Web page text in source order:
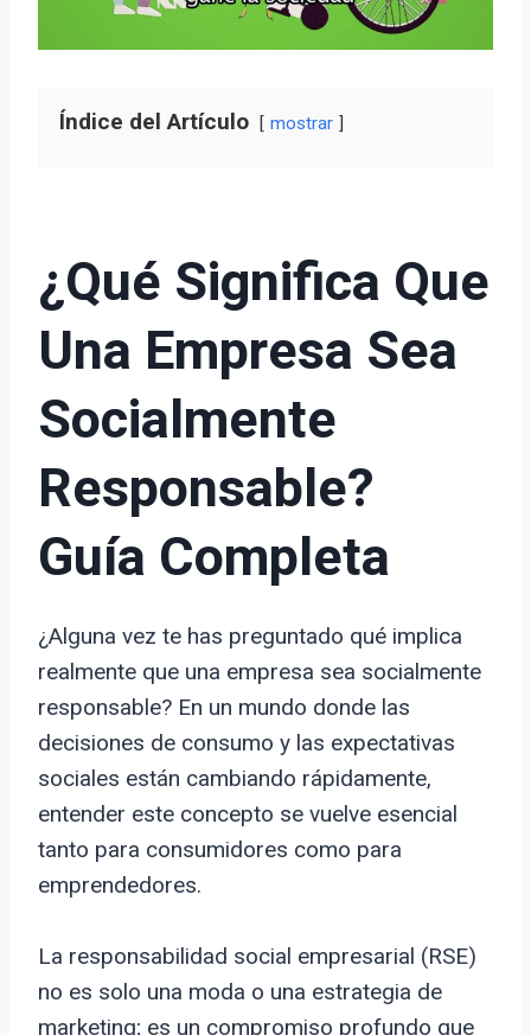
Índice del Artículo mostrar
¿Qué Significa Que
Una Empresa Sea
Socialmente
Responsable?
Guía Completa
¿Alguna vez te has preguntado qué implica
realmente que una empresa sea socialmente
responsable? En un mundo donde las
decisiones de consumo y las expectativas
sociales están cambiando rápidamente,
entender este concepto se vuelve esencial
tanto para consumidores como para
emprendedores.
La responsabilidad social empresarial (RSE)
no es solo una moda o una estrategia de
marketing; es un compromiso profundo que